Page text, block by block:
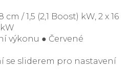
/ 1,5 (2,1 Boost) kW, 2 x 16
výkonu ● Červené
se sliderem pro nastavení